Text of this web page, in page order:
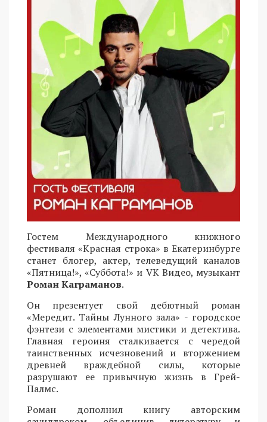
Гостем Международного книжного
фестиваля «Красная строка» в Екатеринбурге
станет блогер, актер, телеведущий каналов
«Пятница!», «Суббота!» и VK Видео, музыкант
Роман Каграманов.
Он презентует свой дебютный роман
«Мередит. Тайны Лунного зала» - городское
фэнтези с элементами мистики и детектива.
Главная героиня сталкивается с чередой
таинственных исчезновений и вторжением
древней враждебной силы, которые
разрушают ее привычную жизнь в Грей-
Палмс.
Роман дополнил книгу авторским